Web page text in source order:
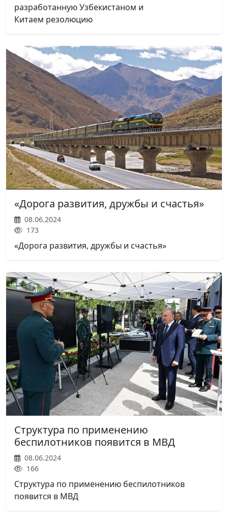
разработанную Узбекистаном и
Китаем резолюцию
«Дорога развития, дружбы и счастья»
08.06.2024
173
«Дорога развития, дружбы и счастья»
Структура по применению
беспилотников появится в МВД
08.06.2024
166
Структура по применению беспилотников
появится в МВД